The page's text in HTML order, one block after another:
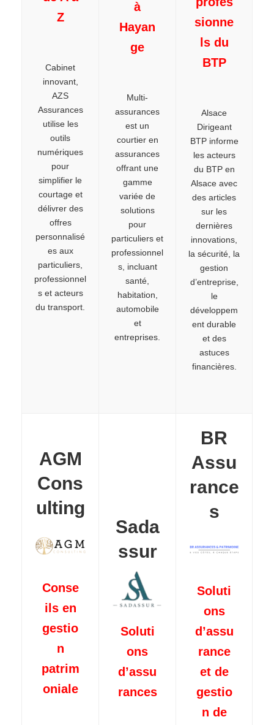
Z
Cabinet
innovant,
AZS
Assurances
utilise les
outils
numériques
pour
simplifier le
courtage et
délivrer des
offres
personnalisé
es aux
particuliers,
professionnel
s et acteurs
du transport.
à
Hayan
ge
Multi-
assurances
est un
courtier en
assurances
offrant une
gamme
variée de
solutions
pour
particuliers et
professionnel
s, incluant
santé,
habitation,
automobile
et
entreprises.
sionne
ls du
BTP
Alsace
Dirigeant
BTP informe
les acteurs
du BTP en
Alsace avec
des articles
sur les
dernières
innovations,
la sécurité, la
gestion
d’entreprise,
le
développem
ent durable
et des
astuces
financières.
AGM
Cons
ulting
Conse
ils en
gestio
n
patrim
oniale
Sada
ssur
Soluti
ons
d’assu
rances
BR
Assu
rance
s
Soluti
ons
d’assu
rance
et de
gestio
n de